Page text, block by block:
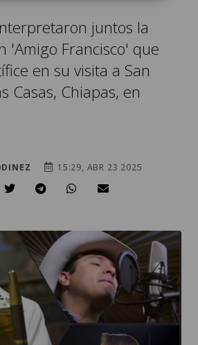
juntos la
'Amigo Francisco' que
en su visita a San
Casas, Chiapas, en
15:29, ABR 23 2025